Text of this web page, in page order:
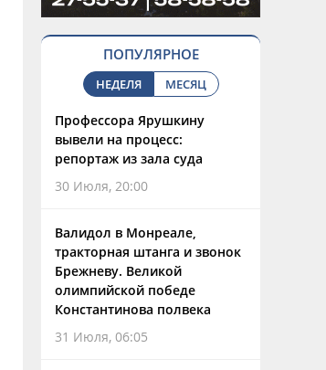
ПОПУЛЯРНОЕ
НЕДЕЛЯ МЕСЯЦ
Профессора Ярушкину
вывели на процесс:
репортаж из зала суда
30 Июля, 20:00
Валидол в Монреале,
тракторная штанга и звонок
Брежневу. Великой
олимпийской победе
Константинова полвека
31 Июля, 06:05